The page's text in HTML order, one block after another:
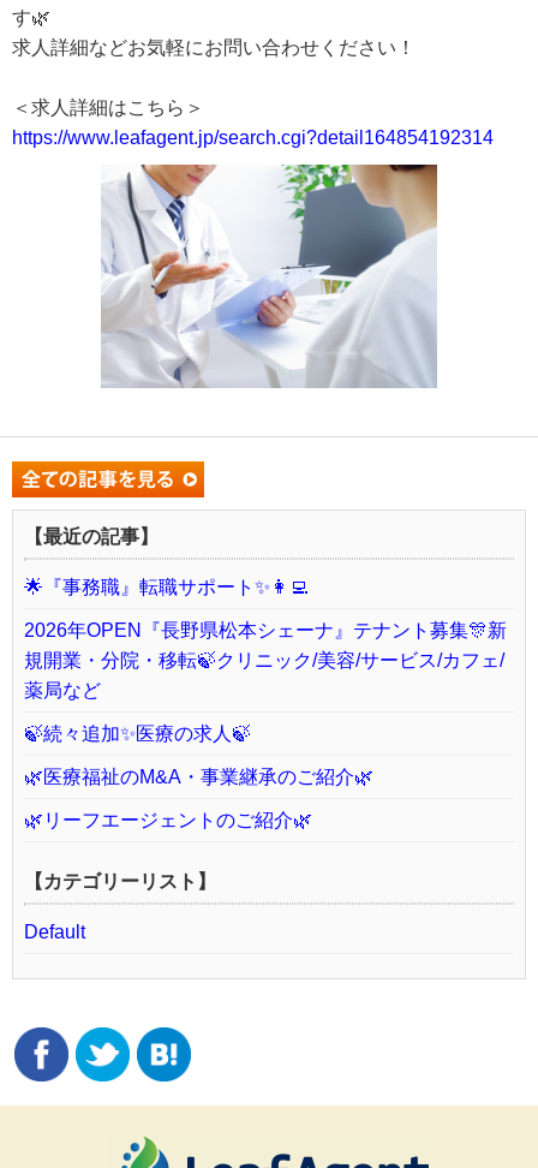
す🌿
求人詳細などお気軽にお問い合わせください！
＜求人詳細はこちら＞
https://www.leafagent.jp/search.cgi?detail164854192314
【最近の記事】
🌟『事務職』転職サポート✨👩‍💻
2026年OPEN『長野県松本シェーナ』テナント募集🎊新
規開業・分院・移転🍃クリニック/美容/サービス/カフェ/
薬局など
🍃続々追加✨医療の求人🍃
🌿医療福祉のM&A・事業継承のご紹介🌿
🌿リーフエージェントのご紹介🌿
【カテゴリーリスト】
Default